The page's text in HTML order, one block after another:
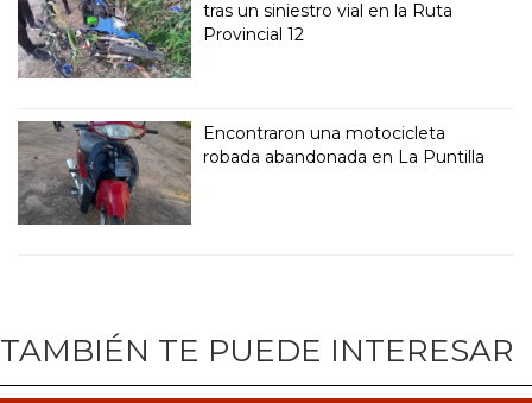
tras un siniestro vial en la Ruta
Provincial 12
Encontraron una motocicleta
robada abandonada en La Puntilla
TAMBIÉN TE PUEDE INTERESAR